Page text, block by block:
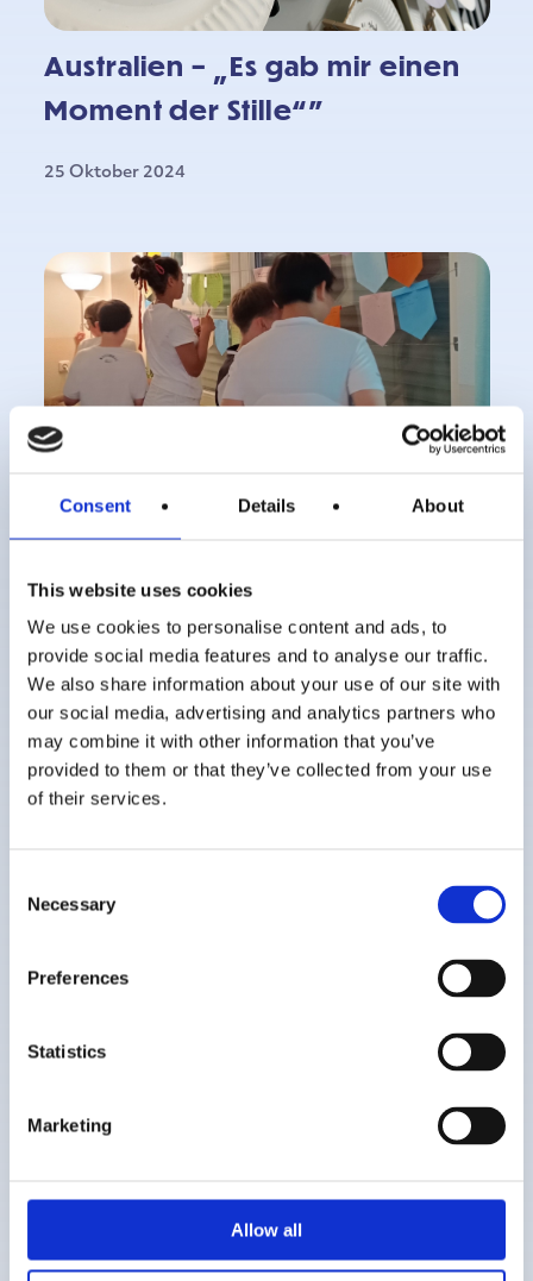
Consent Details About
This website uses cookies
We use cookies to personalise content and ads, to
provide social media features and to analyse our traffic.
We also share information about your use of our site with
our social media, advertising and analytics partners who
may combine it with other information that you’ve
provided to them or that they’ve collected from your use
of their services.
Selection
Necessary
Preferences
Statistics
Marketing
Allow all
Australien – „Es gab mir einen
Moment der Stille“”
25 Oktober 2024
Deutschland – Prayerspaces in
Berlin
19 Juli 2024
Schulen
10 Mai 2024